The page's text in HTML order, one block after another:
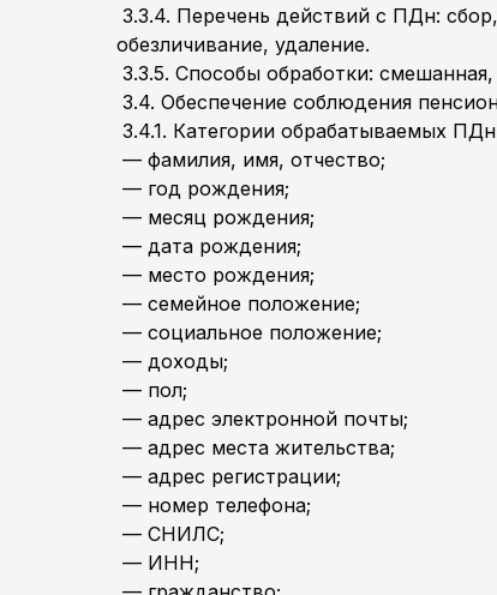
3.3.4. Перечень действий с ПДн:
обезличивание, удаление.
3.3.5. Способы обработки:
3.4. Обеспечение соблюдения
3.4.1. Категории обрабатываемых
— фамилия, имя, отчество;
— год рождения;
— месяц рождения;
— дата рождения;
— место рождения;
— семейное положение;
— социальное положение;
— доходы;
— пол;
— адрес электронной почты;
— адрес места жительства;
— адрес регистрации;
— номер телефона;
— СНИЛС;
— ИНН;